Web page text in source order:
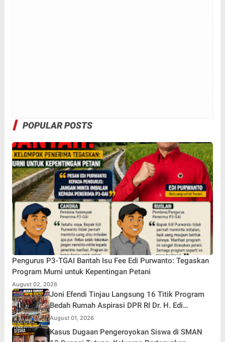
POPULAR POSTS
Pengurus P3-TGAI Bantah Isu Fee Edi Purwanto: Tegaskan
Program Murni untuk Kepentingan Petani
August 02, 2026
Joni Efendi Tinjau Langsung 16 Titik Program
Bedah Rumah Aspirasi DPR RI Dr. H. Edi
Purwanto di Kecamatan Gunung Kerinci
August 01, 2026
Kasus Dugaan Pengeroyokan Siswa di SMAN